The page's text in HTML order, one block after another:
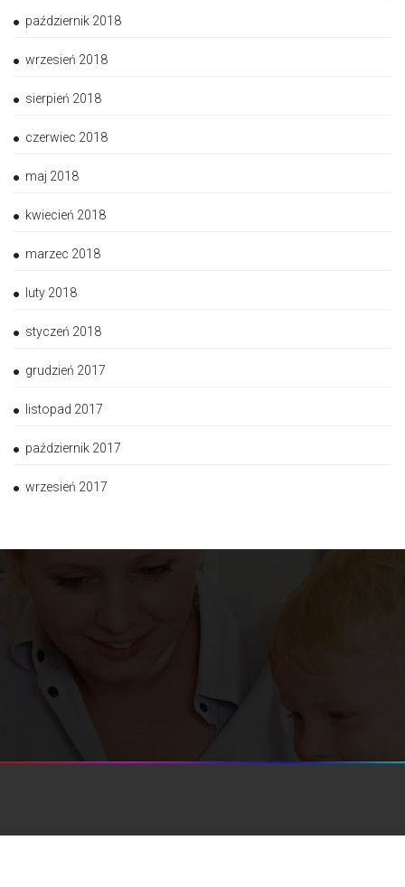
październik 2018
wrzesień 2018
sierpień 2018
czerwiec 2018
maj 2018
kwiecień 2018
marzec 2018
luty 2018
styczeń 2018
grudzień 2017
listopad 2017
październik 2017
wrzesień 2017